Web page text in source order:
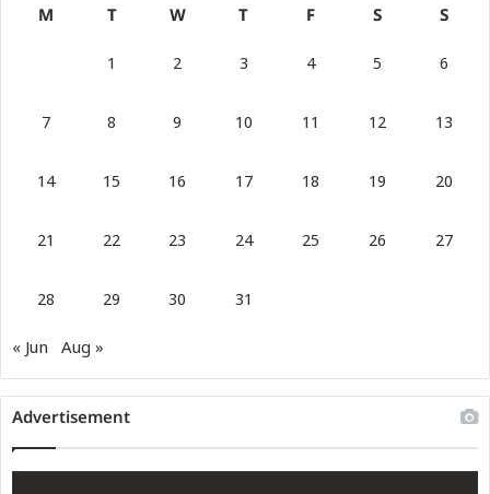
M T W T F S S
1 2 3 4 5 6
7 8 9 10 11 12 13
14 15 16 17 18 19 20
21 22 23 24 25 26 27
28 29 30 31
« Jun Aug »
Advertisement